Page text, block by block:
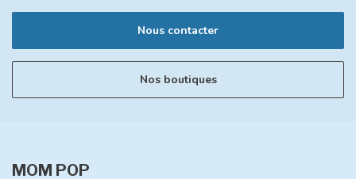
Nous contacter
Nos boutiques
MOM POP